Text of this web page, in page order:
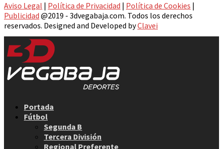
Aviso Legal | Política de Privacidad | Política de Cookies |
Publicidad @2019 - 3dvegabaja.com. Todos los derechos
reservados. Designed and Developed byClavei
Portada
Fútbol
Segunda B
Tercera División
Regional Preferente